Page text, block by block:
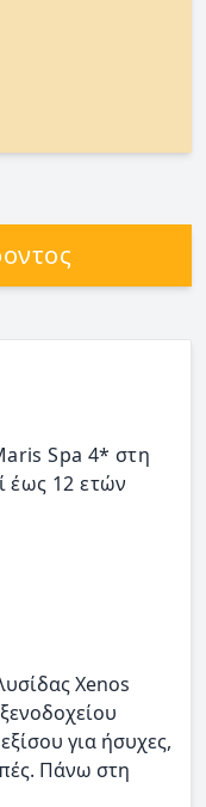
Spa 4* στη
έως 12 ετών
Xenos
για ήσυχες,
Πάνω στη